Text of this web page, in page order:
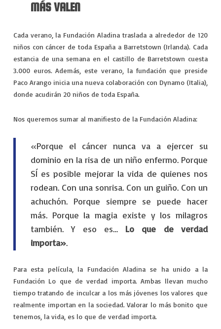
MÁS VALEN
Cada verano, la Fundación Aladina traslada a alrededor de 120
niños con cáncer de toda España a Barretstown (Irlanda). Cada
estancia de una semana en el castillo de Barretstown cuesta
3.000 euros. Además, este verano, la fundación que preside
Paco Arango inicia una nueva colaboración con Dynamo (Italia),
donde acudirán 20 niños de toda España.
Nos queremos sumar al manifiesto de la Fundación Aladina:
«Porque el cáncer nunca va a ejercer su
dominio en la risa de un niño enfermo. Porque
SÍ es posible mejorar la vida de quienes nos
rodean. Con una sonrisa. Con un guiño. Con un
achuchón. Porque siempre se puede hacer
más. Porque la magia existe y los milagros
también. Y eso es… Lo que de verdad
importa».
Para esta película, la Fundación Aladina se ha unido a la
Fundación Lo que de verdad importa. Ambas llevan mucho
tiempo tratando de inculcar a los más jóvenes los valores que
realmente importan en la sociedad. Valorar lo más bonito que
tenemos, la vida, es lo que de verdad importa.